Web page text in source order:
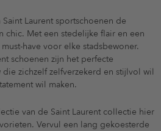
Laurent sportschoenen de
chic. Met een stedelijke flair en een
have voor elke stadsbewoner.
schoenen zijn het perfecte
zichzelf zelfverzekerd en stijlvol wil
wil maken.
van de Saint Laurent collectie hier
Vervul een lang gekoesterde